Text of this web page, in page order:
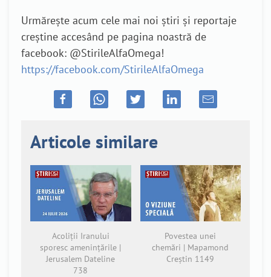
Urmărește acum cele mai noi știri și reportaje
creștine accesând pe pagina noastră de
facebook: @StirileAlfaOmega!
https://facebook.com/StirileAlfaOmega
Articole similare
Acoliții Iranului
sporesc amenințările |
Jerusalem Dateline
738
Povestea unei
chemări | Mapamond
Creștin 1149